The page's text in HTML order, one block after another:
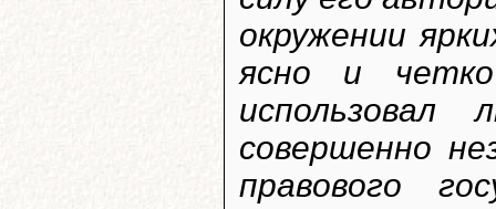
окружении
ясно и
совершенно
правового